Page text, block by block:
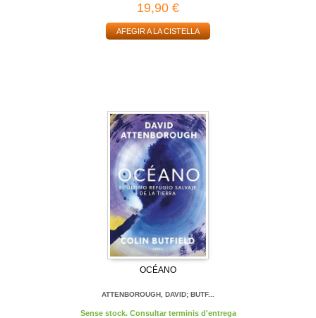
19,90 €
AFEGIR A LA CISTELLA
OCÉANO
ATTENBOROUGH, DAVID; BUTF...
Sense stock. Consultar terminis d'entrega